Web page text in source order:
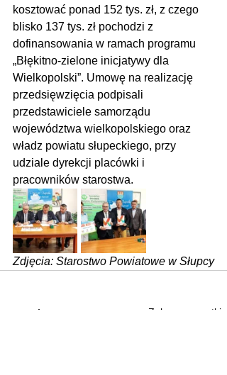
kosztować ponad 152 tys. zł, z czego
blisko 137 tys. zł pochodzi z
dofinansowania w ramach programu
„Błękitno-zielone inicjatywy dla
Wielkopolski”. Umowę na realizację
przedsięwzięcia podpisali
przedstawiciele samorządu
województwa wielkopolskiego oraz
władz powiatu słupeckiego, przy
udziale dyrekcji placówki i
pracowników starostwa.
Zdjęcia: Starostwo Powiatowe w Słupcy
Ostatnie posty Zobacz wszystkie